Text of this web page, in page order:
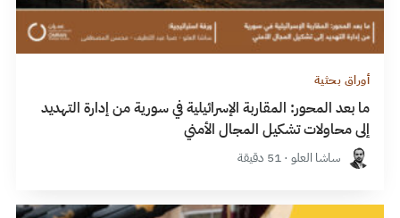
أوراق بحثية
ما بعد المحور: المقاربة الإسرائيلية في سورية من إدارة التهديد
إلى محاولات تشكيل المجال الأمني
ساشا العلو · 51 دقيقة